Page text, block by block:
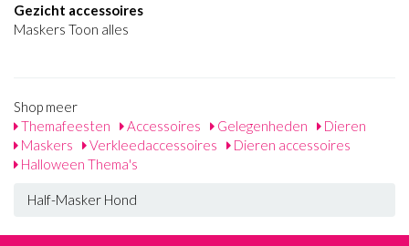
Gezicht accessoires
Maskers Toon alles
Shop meer
Themafeesten
Accessoires Gelegenheden
Dieren
Maskers
Verkleedaccessoires
Dieren accessoires
Halloween Thema's
Half-Masker Hond